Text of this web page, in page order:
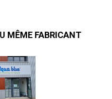
MÊME FABRICANT